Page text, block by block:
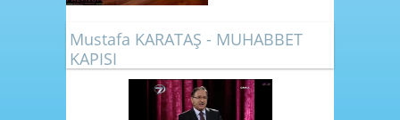
Mustafa KARATAŞ - MUHABBET
KAPISI